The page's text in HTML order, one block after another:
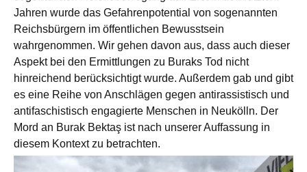
Jahren wurde das Gefahrenpotential von sogenannten
Reichsbürgern im öffentlichen Bewusstsein
wahrgenommen. Wir gehen davon aus, dass auch dieser
Aspekt bei den Ermittlungen zu Buraks Tod nicht
hinreichend berücksichtigt wurde. Außerdem gab und gibt
es eine Reihe von Anschlägen gegen antirassistisch und
antifaschistisch engagierte Menschen in Neukölln. Der
Mord an Burak Bektaş ist nach unserer Auffassung in
diesem Kontext zu betrachten.